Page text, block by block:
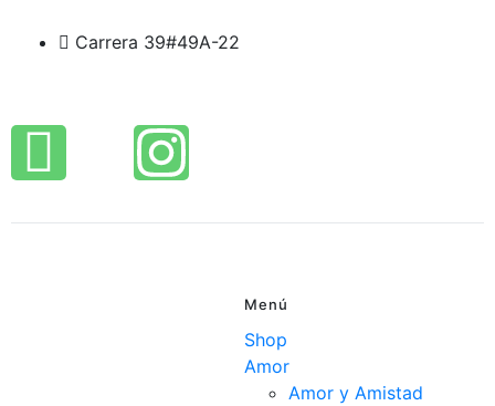
Carrera 39#49A-22
Menú
Shop
Amor
Amor y Amistad